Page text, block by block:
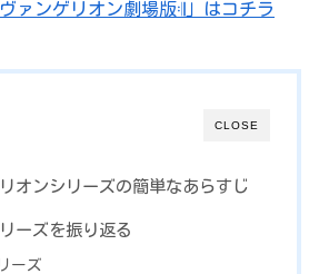
ァンゲリオン劇場版𝄇」はコチラ
CLOSE
オンシリーズの簡単なあらすじ
ーズを振り返る
ーズ